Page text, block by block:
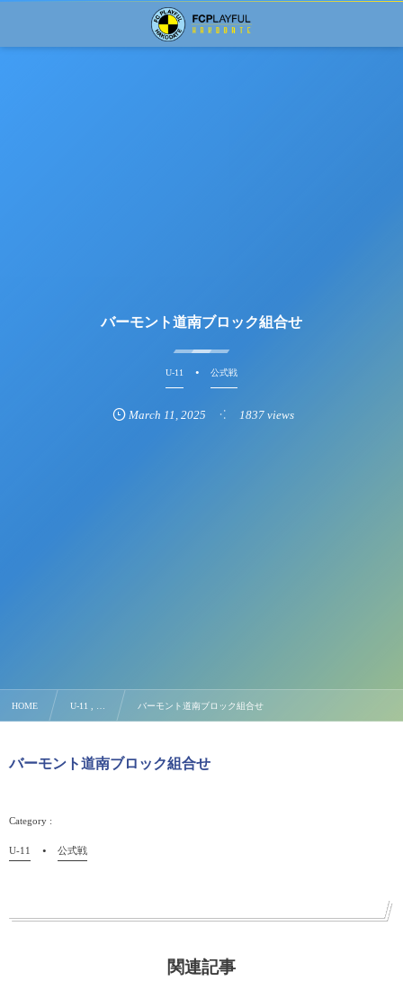
バーモント道南ブロック組合せ
U-11 公式戦
March 11 2025 1837 views
HOME U-11 , … バーモント道南ブロック組合せ
バーモント道南ブロック組合せ
U-11 公式戦
関連記事